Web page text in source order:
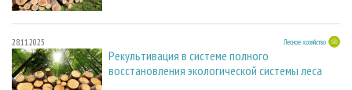
28.11.2025 Лесное хозяйство
Рекультивация в системе полного
восстановления экологической системы леса